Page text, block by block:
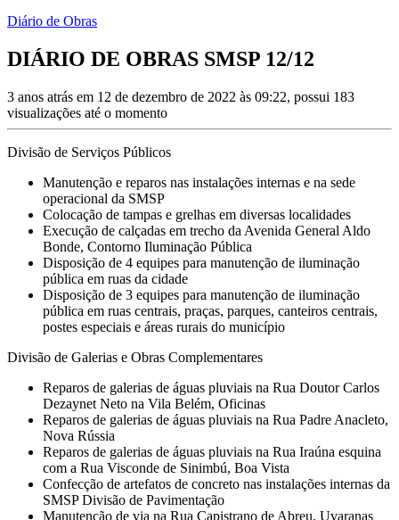
Diário de Obras
DIÁRIO DE OBRAS SMSP 12/12
3 anos atrás em 12 de dezembro de 2022 às 09:22, possui 183
visualizações até o momento
Divisão de Serviços Públicos
Manutenção e reparos nas instalações internas e na sede
operacional da SMSP
Colocação de tampas e grelhas em diversas localidades
Execução de calçadas em trecho da Avenida General Aldo
Bonde, Contorno Iluminação Pública
Disposição de 4 equipes para manutenção de iluminação
pública em ruas da cidade
Disposição de 3 equipes para manutenção de iluminação
pública em ruas centrais, praças, parques, canteiros centrais,
postes especiais e áreas rurais do município
Divisão de Galerias e Obras Complementares
Reparos de galerias de águas pluviais na Rua Doutor Carlos
Dezaynet Neto na Vila Belém, Oficinas
Reparos de galerias de águas pluviais na Rua Padre Anacleto,
Nova Rússia
Reparos de galerias de águas pluviais na Rua Iraúna esquina
com a Rua Visconde de Sinimbú, Boa Vista
Confecção de artefatos de concreto nas instalações internas da
SMSP Divisão de Pavimentação
Manutenção de via na Rua Capistrano de Abreu, Uvaranas